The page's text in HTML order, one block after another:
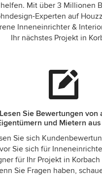
helfen. Mit über 3 Millionen
Experten auf
Inneneinrichter &
Ihr nächstes Projekt in
Lesen Sie Bewertungen von
und Mietern
Sie sich
Sie sich für
für Ihr Projekt in
Sie Fragen haben,